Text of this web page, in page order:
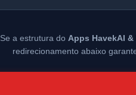
Se a estrutura do Apps HavekAI
redirecionamento abaixo